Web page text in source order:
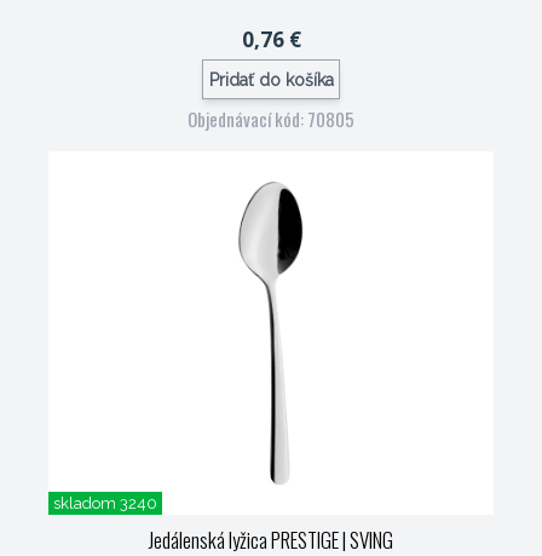
0,76 €
Pridať do košíka
Objednávací kód: 70805
skladom 3240
Jedálenská lyžica PRESTIGE| SVING